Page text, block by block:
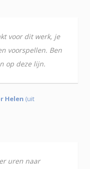
voor dit werk, je
voorspellen. Ben
op deze lijn.
Helen (uit
uren naar